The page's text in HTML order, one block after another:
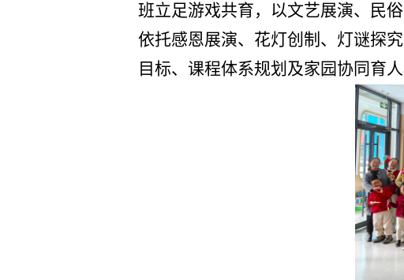
班立足游戏共育，以文艺展演、 民
依托感恩展演、花灯创制、 灯谜探
目标、课程体系规划及家园协同育人